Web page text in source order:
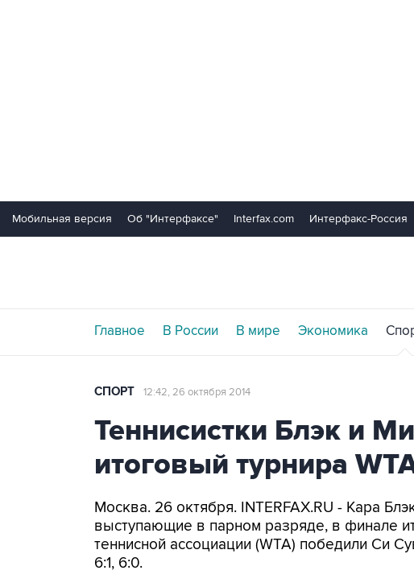
Мобильная версия Об "Интерфаксе" Interfax.com Интерфакс-Россия
Главное В России В мире Экономика
СПОРТ 12:42, 26 октября 2014
Теннисистки Блэк и
итоговый турнира
Москва. 26 октября. INTERFAX.RU - Кара
выступающие в парном разряде, в финале
теннисной ассоциации (WTA) победили Си
6:1, 6:0.